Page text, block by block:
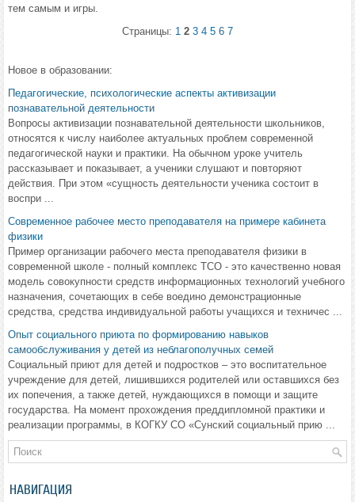
тем самым и игры.
Страницы: 1 2 3 4 5 6 7
Новое в образовании:
Педагогические, психологические аспекты активизации
познавательной деятельности
Вопросы активизации познавательной деятельности школьников,
относятся к числу наиболее актуальных проблем современной
педагогической науки и практики. На обычном уроке учитель
рассказывает и показывает, а ученики слушают и повторяют
действия. При этом «сущность деятельности ученика состоит в
воспри ...
Современное рабочее место преподавателя на примере кабинета
физики
Пример организации рабочего места преподавателя физики в
современной школе - полный комплекс ТСО - это качественно новая
модель совокупности средств информационных технологий учебного
назначения, сочетающих в себе воедино демонстрационные
средства, средства индивидуальной работы учащихся и техничес ...
Опыт социального приюта по формированию навыков
самообслуживания у детей из неблагополучных семей
Социальный приют для детей и подростков – это воспитательное
учреждение для детей, лишившихся родителей или оставшихся без
их попечения, а также детей, нуждающихся в помощи и защите
государства. На момент прохождения преддипломной практики и
реализации программы, в КОГКУ СО «Сунский социальный прию ...
НАВИГАЦИЯ